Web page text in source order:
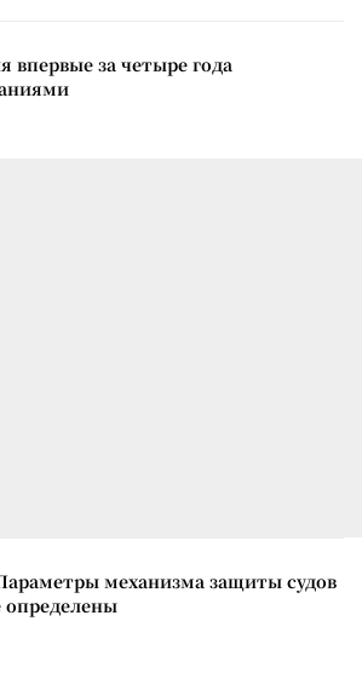
впервые за четыре года
механизма защиты судов